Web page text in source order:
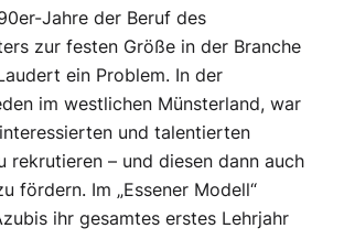
Jahre der Beruf des
zur festen Größe in der Branche
ein Problem. In der
im westlichen Münsterland, war
und talentierten
rekrutieren – und diesen dann auch
fördern. Im „Essener Modell“
ihr gesamtes erstes Lehrjahr